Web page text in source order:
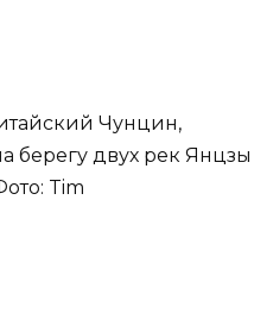
Чунцин,
берегу двух рек Янцзы
Tim